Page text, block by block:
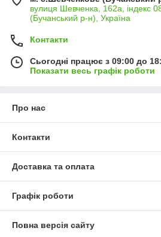
вулиця Шевченка, 162а, індекс
(Бучанський р-н), Україна
Контакти
Сьогодні працює з 09:00 до
Показати весь графік роботи
Про нас
Контакти
Доставка та оплата
Графік роботи
Повна версія сайту